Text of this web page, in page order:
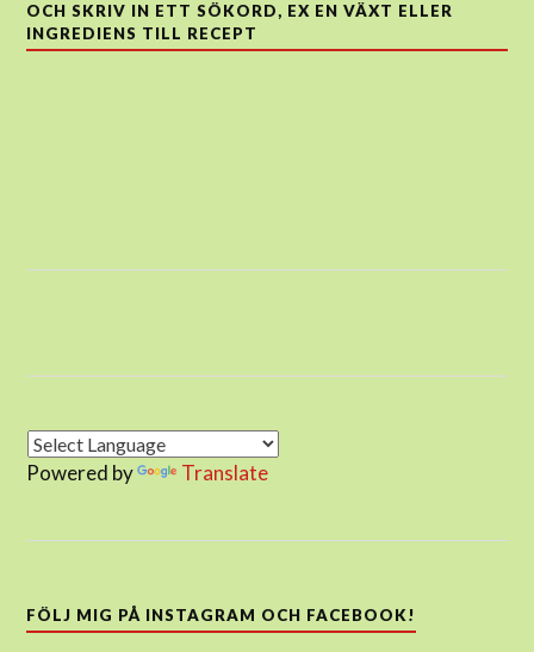
OCH SKRIV IN ETT SÖKORD, EX EN VÄXT ELLER
INGREDIENS TILL RECEPT
Powered by Translate
FÖLJ MIG PÅ INSTAGRAM OCH FACEBOOK!